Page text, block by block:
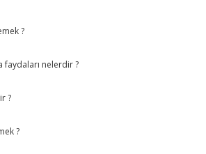
?
faydaları nelerdir ?
?
?